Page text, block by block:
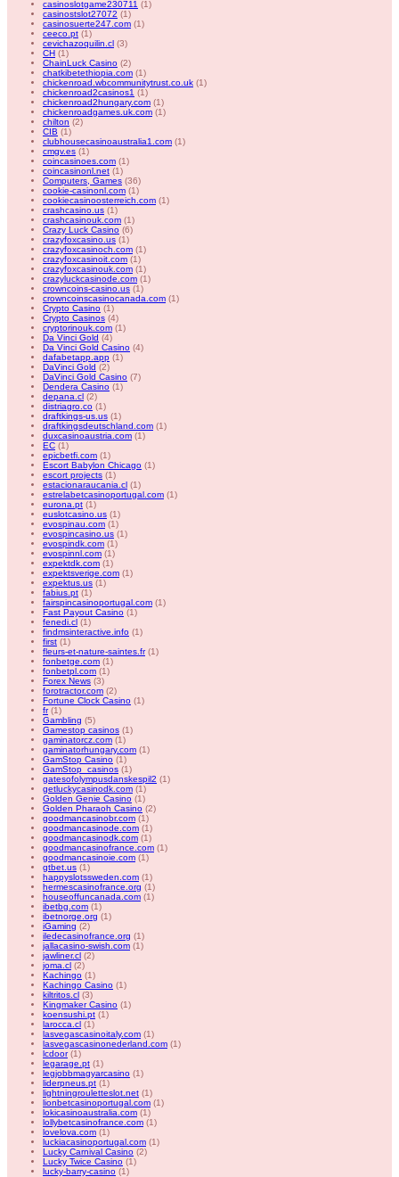
casinoslotgame230711 (1)
casinostslot27072 (1)
casinosuerte247.com (1)
ceeco.pt (1)
cevichazoquilin.cl (3)
CH (1)
ChainLuck Casino (2)
chatkibetethiopia.com (1)
chickenroad.wbcommunitytrust.co.uk (1)
chickenroad2casinos1 (1)
chickenroad2hungary.com (1)
chickenroadgames.uk.com (1)
chilton (2)
CIB (1)
clubhousecasinoaustralia1.com (1)
cmgv.es (1)
coincasinoes.com (1)
coincasinonl.net (1)
Computers, Games (36)
cookie-casinonl.com (1)
cookiecasinoosterreich.com (1)
crashcasino.us (1)
crashcasinouk.com (1)
Crazy Luck Casino (6)
crazyfoxcasino.us (1)
crazyfoxcasinoch.com (1)
crazyfoxcasinoit.com (1)
crazyfoxcasinouk.com (1)
crazyluckcasinode.com (1)
crowncoins-casino.us (1)
crowncoinscasinocanada.com (1)
Crypto Casino (1)
Crypto Casinos (4)
cryptorinouk.com (1)
Da Vinci Gold (4)
Da Vinci Gold Casino (4)
dafabetapp.app (1)
DaVinci Gold (2)
DaVinci Gold Casino (7)
Dendera Casino (1)
depana.cl (2)
distriagro.co (1)
draftkings-us.us (1)
draftkingsdeutschland.com (1)
duxcasinoaustria.com (1)
EC (1)
epicbetfi.com (1)
Escort Babylon Chicago (1)
escort projects (1)
estacionaraucania.cl (1)
estrelabetcasinoportugal.com (1)
eurona.pt (1)
euslotcasino.us (1)
evospinau.com (1)
evospincasino.us (1)
evospindk.com (1)
evospinnl.com (1)
expektdk.com (1)
expektsverige.com (1)
expektus.us (1)
fabius.pt (1)
fairspincasinoportugal.com (1)
Fast Payout Casino (1)
fenedi.cl (1)
findmsinteractive.info (1)
first (1)
fleurs-et-nature-saintes.fr(1)
fonbetge.com (1)
fonbetpl.com (1)
Forex News (3)
forotractor.com (2)
Fortune Clock Casino (1)
fr(1)
Gambling (5)
Gamestop casinos (1)
gaminatorcz.com (1)
gaminatorhungary.com (1)
GamStop Casino (1)
GamStop_casinos (1)
gatesofolympusdanskespil2 (1)
getluckycasinodk.com (1)
Golden Genie Casino (1)
Golden Pharaoh Casino (2)
goodmancasinobr.com (1)
goodmancasinode.com (1)
goodmancasinodk.com (1)
goodmancasinofrance.com (1)
goodmancasinoie.com (1)
gtbet.us (1)
happyslotssweden.com (1)
hermescasinofrance.org (1)
houseoffuncanada.com (1)
ibetbg.com (1)
ibetnorge.org (1)
iGaming (2)
iledecasinofrance.org (1)
jallacasino-swish.com (1)
jawliner.cl (2)
joma.cl (2)
Kachingo (1)
Kachingo Casino (1)
kiltritos.cl (3)
Kingmaker Casino (1)
koensushi.pt (1)
larocca.cl (1)
lasvegascasinoitaly.com (1)
lasvegascasinonederland.com (1)
lcdoor(1)
legarage.pt (1)
legjobbmagyarcasino (1)
liderpneus.pt (1)
lightningrouletteslot.net (1)
lionbetcasinoportugal.com (1)
lokicasinoaustralia.com (1)
lollybetcasinofrance.com (1)
lovelova.com (1)
luckiacasinoportugal.com (1)
Lucky Carnival Casino (2)
Lucky Twice Casino (1)
lucky-barry-casino (1)